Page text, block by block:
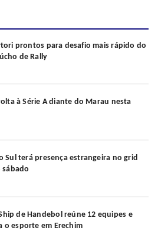
prontos para desafio mais rápido do
de Rally
à Série A diante do Marau nesta
Sul terá presença estrangeira no grid
de Handebol reúne 12 equipes e
o esporte em Erechim